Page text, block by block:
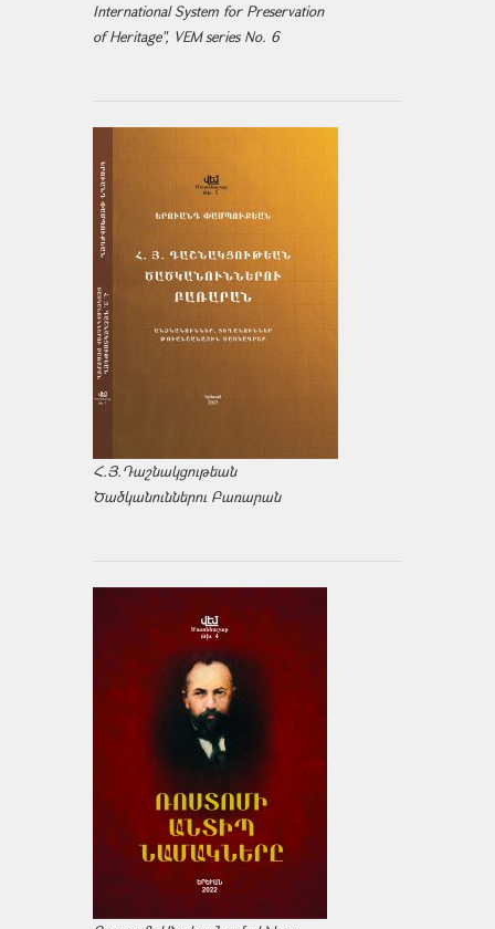
International System for Preservation
of Heritage", VEM series No. 6
Հ.Յ.Դաշնակցութեան
Ծածկանուններու Բառարան